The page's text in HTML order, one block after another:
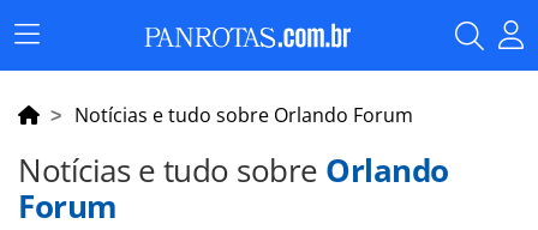
Menu
Principal
Notícias e tudo sobre Orlando Forum
Notícias e tudo sobre Orlando
Forum